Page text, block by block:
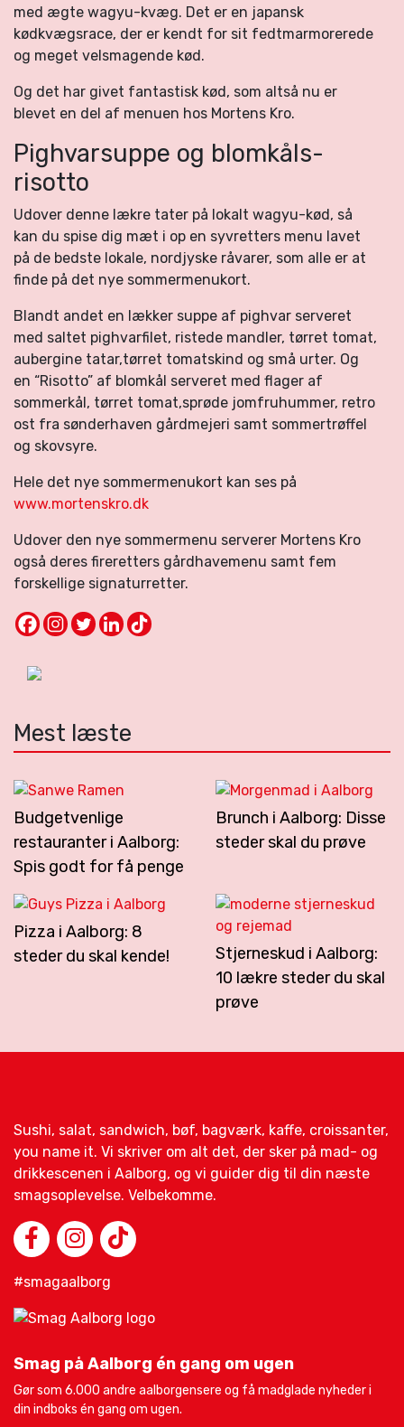
med ægte wagyu-kvæg. Det er en japansk
kødkvægsrace, der er kendt for sit fedtmarmorerede
og meget velsmagende kød.
Og det har givet fantastisk kød, som altså nu er
blevet en del af menuen hos Mortens Kro.
Pighvarsuppe og blomkåls-
risotto
Udover denne lækre tater på lokalt wagyu-kød, så
kan du spise dig mæt i op en syvretters menu lavet
på de bedste lokale, nordjyske råvarer, som alle er at
finde på det nye sommermenukort.
Blandt andet en lækker suppe af pighvar serveret
med saltet pighvarfilet, ristede mandler, tørret tomat,
aubergine tatar,tørret tomatskind og små urter. Og
en “Risotto” af blomkål serveret med flager af
sommerkål, tørret tomat,sprøde jomfruhummer, retro
ost fra sønderhaven gårdmejeri samt sommertrøffel
og skovsyre.
Hele det nye sommermenukort kan ses på
www.mortenskro.dk
Udover den nye sommermenu serverer Mortens Kro
også deres fireretters gårdhavemenu samt fem
forskellige signaturretter.
Mest læste
Budgetvenlige
restauranter i Aalborg:
Spis godt for få penge
Brunch i Aalborg: Disse
steder skal du prøve
Pizza i Aalborg: 8
steder du skal kende!
Stjerneskud i Aalborg:
10 lækre steder du skal
prøve
Sushi, salat, sandwich, bøf, bagværk, kaffe, croissanter,
you name it. Vi skriver om alt det, der sker på mad- og
drikkescenen i Aalborg, og vi guider dig til din næste
smagsoplevelse. Velbekomme.
#smagaalborg
Smag på Aalborg én gang om ugen
Gør som 6.000 andre aalborgensere og få madglade nyheder i
din indboks én gang om ugen.